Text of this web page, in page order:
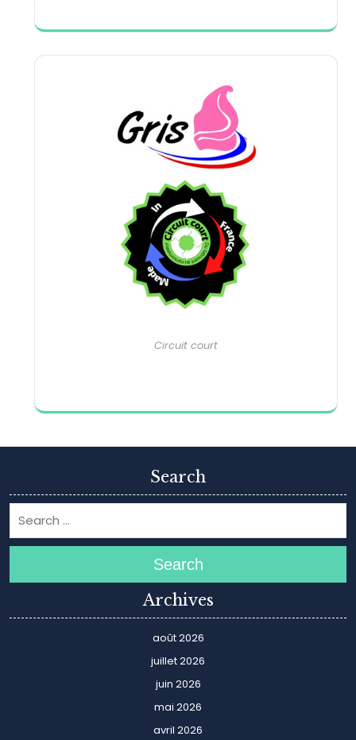
Circuit court
Search
Search
Archives
août 2026
juillet 2026
juin 2026
mai 2026
avril 2026